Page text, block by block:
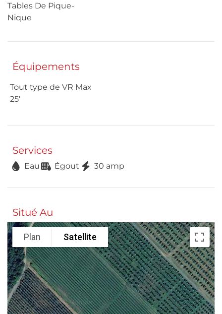
Tables De Pique-
Nique
Équipements
Tout type de VR Max
25'
Services
Eau Égout 30 amp
Situé Au
Plan Satellite